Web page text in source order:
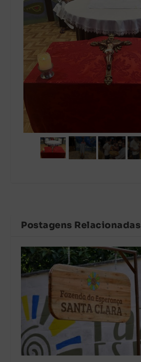
Postagens Relacionadas